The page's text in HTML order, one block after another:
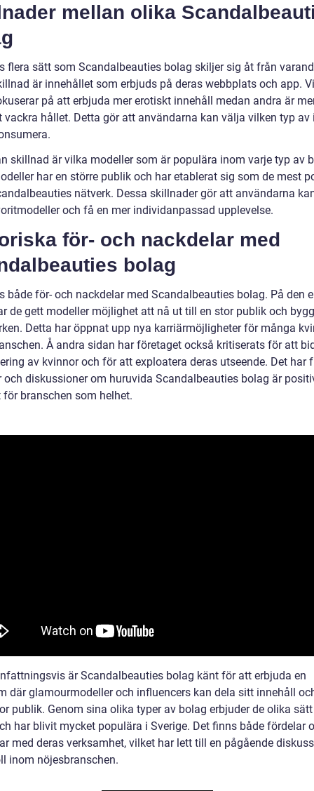
mellan olika
flera sätt som Scandalbeauties bolag skiljer sig åt från
är innehållet som erbjuds på deras webbplats och app.
på att erbjuda mer erotiskt innehåll medan andra är
vackra hållet. Detta gör att användarna kan välja vilken typ av
skillnad är vilka modeller som är populära inom varje typ av
har en större publik och har etablerat sig som de mest
nätverk. Dessa skillnader gör att användarna
och få en mer individanpassad upplevelse.
för- och nackdelar med
bolag
både för- och nackdelar med Scandalbeauties bolag. På den
de gett modeller möjlighet att nå ut till en stor publik och
Detta har öppnat upp nya karriärmöjligheter för många
Å andra sidan har företaget också kritiserats för att
av kvinnor och för att exploatera deras utseende. Det har
och diskussioner om huruvida Scandalbeauties bolag är
branschen som helhet.
är Scandalbeauties bolag känt för att erbjuda en
där glamourmodeller och influencers kan dela sitt innehåll
publik. Genom sina olika typer av bolag erbjuder de olika
har blivit mycket populära i Sverige. Det finns både fördelar
med deras verksamhet, vilket har lett till en pågående
inom nöjesbranschen.